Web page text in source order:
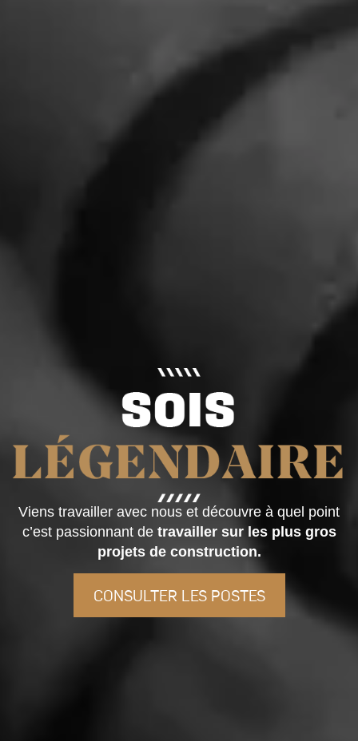
Viens travailler avec nous et découvre à quel point
c’est passionnant de travailler sur les plus gros
projets de construction.
CONSULTER LES POSTES